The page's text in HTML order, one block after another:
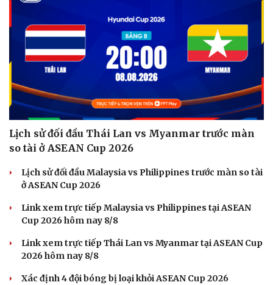
Lịch sử đối đầu Thái Lan vs Myanmar trước màn
so tài ở ASEAN Cup 2026
Lịch sử đối đầu Malaysia vs Philippines trước màn so tài
ở ASEAN Cup 2026
Link xem trực tiếp Malaysia vs Philippines tại ASEAN
Cup 2026 hôm nay 8/8
Link xem trực tiếp Thái Lan vs Myanmar tại ASEAN Cup
2026 hôm nay 8/8
Xác định 4 đội bóng bị loại khỏi ASEAN Cup 2026